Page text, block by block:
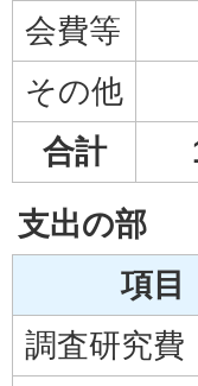
会費等
その他
合計
支出の部
項目
調査研究費